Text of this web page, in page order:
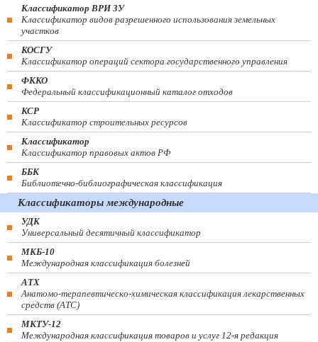
Классификатор ВРИ ЗУ
Классификатор видов разрешенного использования земельных
участков
КОСГУ
Классификатор операций сектора государственного управления
ФККО
Федеральный классификационный каталог отходов
КСР
Классификатор строительных ресурсов
Классификатор
Классификатор правовых актов РФ
ББК
Библиотечно-библиографическая классификация
Классификаторы международные
УДК
Универсальный десятичный классификатор
МКБ-10
Международная классификация болезней
АТХ
Анатомо-терапевтическо-химическая классификация лекарственных
средств (ATC)
МКТУ-12
Международная классификация товаров и услуг 12-я редакция